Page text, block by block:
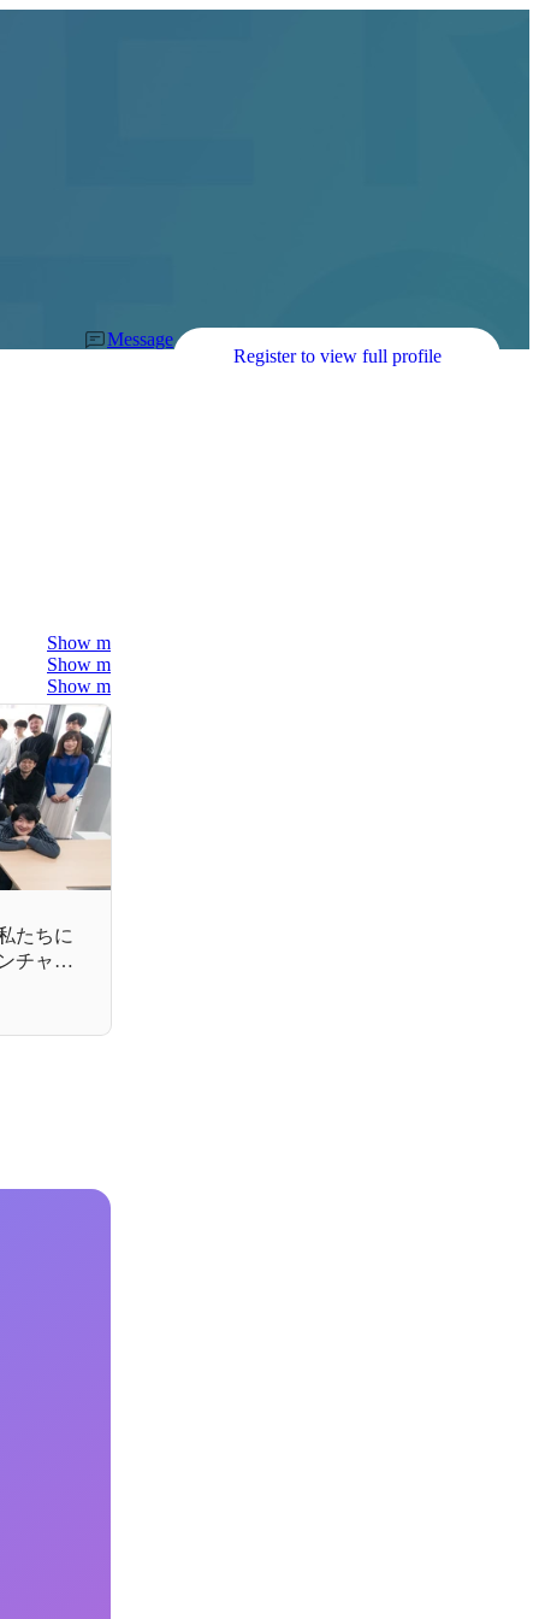
Message
Register to view full profile
Show more
Show more
Show more
たちに
チャー